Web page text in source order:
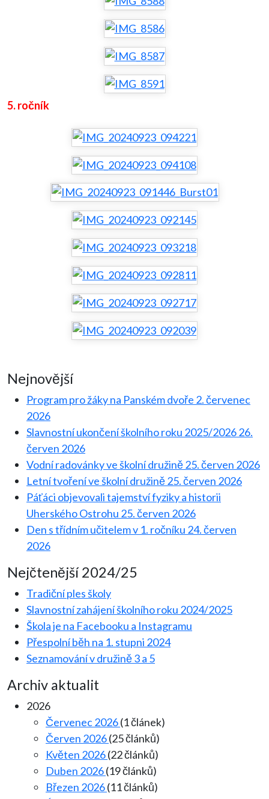
5. ročník
Nejnovější
Program pro žáky na Panském dvoře 2. červenec
2026
Slavnostní ukončení školního roku 2025/202626.
červen 2026
Vodní radovánky ve školní družině25. červen 2026
Letní tvoření ve školní družině25. červen 2026
Páťáci objevovali tajemství fyziky a historii
Uherského Ostrohu 25. červen 2026
Den s třídním učitelem v 1. ročníku 24. červen
2026
Nejčtenější 2024/25
Tradiční ples školy
Slavnostní zahájení školního roku 2024/2025
Škola je na Facebooku a Instagramu
Přespolní běh na 1. stupni 2024
Seznamování v družině 3 a 5
Archiv aktualit
2026
Červenec 2026(1 článek)
Červen 2026(25 článků)
Květen 2026(22 článků)
Duben 2026(19 článků)
Březen 2026(11 článků)